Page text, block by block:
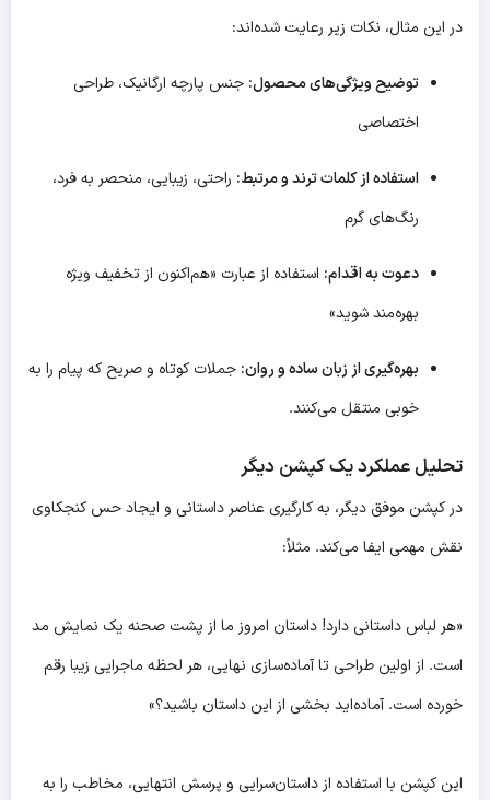
در این مثال، نکات زیر رعایت شده‌اند:
توضیح ویژگی‌های محصول: جنس پارچه ارگانیک، طراحی
اختصاصی
استفاده از کلمات ترند و مرتبط: راحتی، زیبایی، منحصر به فرد،
رنگ‌های گرم
دعوت به اقدام: استفاده از عبارت «هم‌اکنون از تخفیف ویژه
بهره‌مند شوید»
بهره‌گیری از زبان ساده و روان: جملات کوتاه و صریح که پیام را به
خوبی منتقل می‌کنند.
تحلیل عملکرد یک کپشن دیگر
در کپشن موفق دیگر، به کارگیری عناصر داستانی و ایجاد حس کنجکاوی
نقش مهمی ایفا می‌کند. مثلاً:
«هر لباس داستانی دارد! داستان امروز ما از پشت صحنه یک نمایش مد
است. از اولین طراحی تا آماده‌سازی نهایی، هر لحظه ماجرایی زیبا رقم
خورده است. آماده‌اید بخشی از این داستان باشید؟»
این کپشن با استفاده از داستان‌سرایی و پرسش انتهایی، مخاطب را به